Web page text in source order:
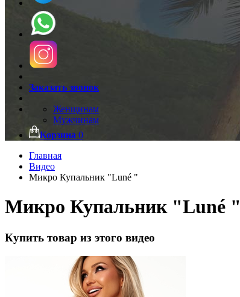
Заказать звонок
Женщинам
Мужчинам
Корзина 0
Главная
Видео
Микро Купальник "Luné "
Микро Купальник "Luné "
Купить товар из этого видео